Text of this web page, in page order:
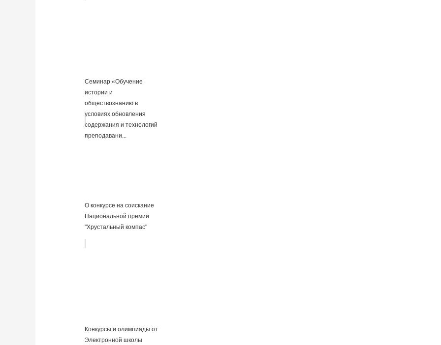
Семинар «Обучение
истории и
обществознанию в
условиях обновления
содержания и технологий
преподавани...
О конкурсе на соискание
Национальной премии
"Хрустальный компас"
Конкурсы и олимпиады от
Электронной школы